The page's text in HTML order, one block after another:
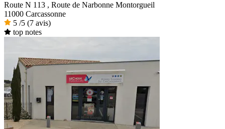
Route N 113 , Route de Narbonne Montorgueil
11000 Carcassonne
5 /5 (7 avis)
top notes